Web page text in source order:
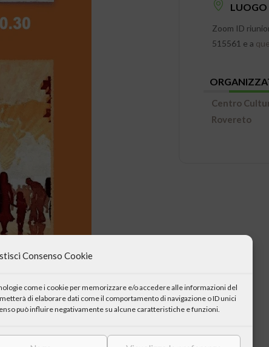
Consenso Cookie
come i cookie per memorizzare e/o accedere alle informazioni del
di elaborare dati come il comportamento di navigazione o ID unici
può influire negativamente su alcune caratteristiche e funzioni.
LUOGO
Zoom ID
515561 e a
Centro
Rovereto